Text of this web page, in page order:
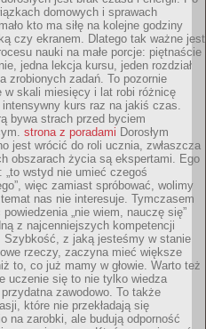
domowych i sprawach
kto ma siłę na kolejne godziny
czy ekranem. Dlatego tak ważne jest
nauki na małe porcje: piętnaście
jedna lekcja kursu, jeden rozdział
zrobionych zadań. To pozornie
w skali miesięcy i lat robi różnicę
kurs raz na jakiś czas.
bywa strach przed byciem
strona z poradami Dorosłym
jest wrócić do roli ucznia, zwłaszcza
obszarach życia są ekspertami. Ego
„to wstyd nie umieć czegoś
więc zamiast spróbować, wolimy
nas nie interesuje. Tymczasem
„nie wiem, nauczę się”
z najcenniejszych kompetencji
Szybkość, z jaką jesteśmy w stanie
rzeczy, zaczyna mieć większe
to, co już mamy w głowie. Warto też
uczenie się to nie tylko wiedza
przydatna zawodowo. To także
które nie przekładają się
na zarobki, ale budują odporność